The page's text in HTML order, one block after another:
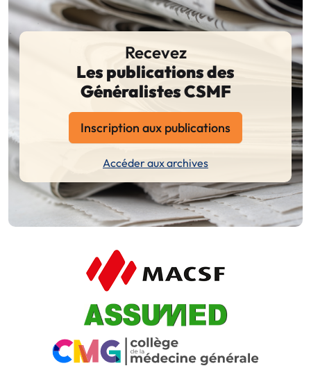
Recevez
Les publications des
Généralistes CSMF
Inscription aux publications
Accéder aux archives